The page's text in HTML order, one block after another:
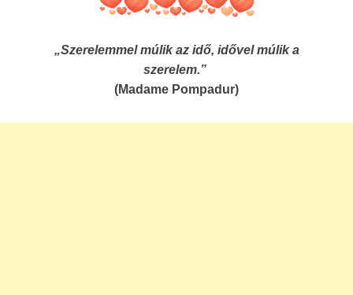
„Szerelemmel múlik az idő, idővel múlik a
szerelem.”
(Madame Pompadur)